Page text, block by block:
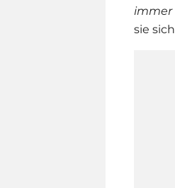
immer
sie